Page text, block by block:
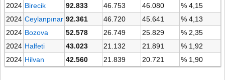
2024 Birecik 92.833 46.753 46.080
% 4,15
2024 Ceylanpınar 92.361 46.720 45.641
% 4,13
2024 Bozova 52.578 26.749 25.829
% 2,35
2024 Halfeti 43.023 21.132 21.891
% 1,92
2024 Hilvan 42.560 21.839 20.721 % 1,90